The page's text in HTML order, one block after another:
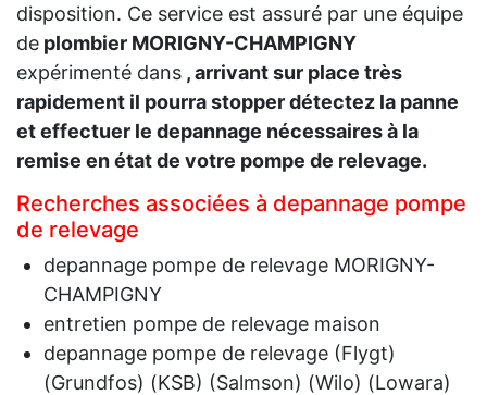
disposition. Ce service est assuré par une équipe
de plombier MORIGNY-CHAMPIGNY
expérimenté dans , arrivant sur place très
rapidement il pourra stopper détectez la panne
et effectuer le depannage nécessaires à la
remise en état de votre pompe de relevage.
Recherches associées à depannage pompe
de relevage
depannage pompe de relevage MORIGNY-
CHAMPIGNY
entretien pompe de relevage maison
depannage pompe de relevage (Flygt)
(Grundfos) (KSB) (Salmson) (Wilo) (Lowara)